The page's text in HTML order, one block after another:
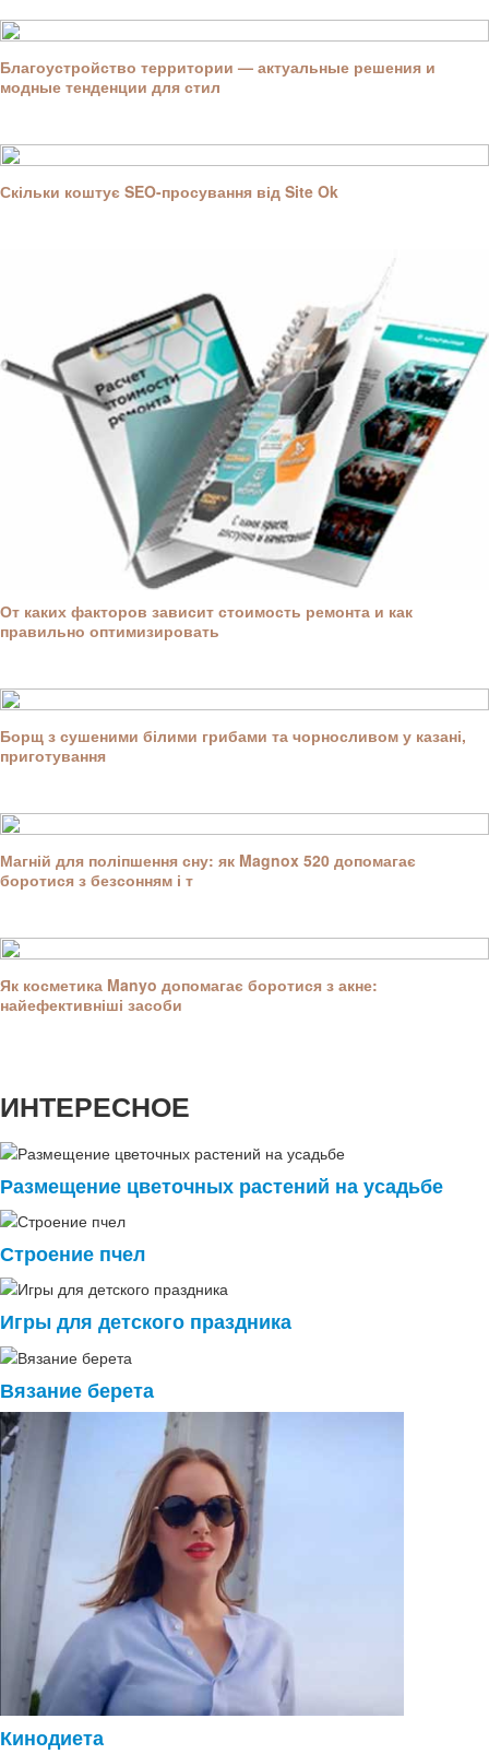
Благоустройство территории — актуальные решения и
модные тенденции для стил
Скільки коштує SEO-просування від Site Ok
От каких факторов зависит стоимость ремонта и как
правильно оптимизировать
Борщ з сушеними білими грибами та чорносливом у казані,
приготування
Магній для поліпшення сну: як Magnox 520 допомагає
боротися з безсонням і т
Як косметика Manyo допомагає боротися з акне:
найефективніші засоби
ИНТЕРЕСНОЕ
Размещение цветочных растений на усадьбе
Строение пчел
Игры для детского праздника
Вязание берета
Кинодиета